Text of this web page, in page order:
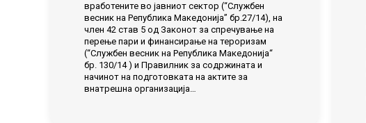
вработените во јавниот сектор (“Службен
весник на Република Македонија” бр.27/14), на
член 42 став 5 од Законот за спречување на
перење пари и финансирање на тероризам
(“Службен весник на Република Македонија“
бр. 130/14 ) и Правилник за содржината и
начинот на подготовката на актите за
внатрешна организација…